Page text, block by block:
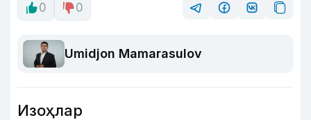
0
0
Umidjon Mamarasulov
Изоҳлар